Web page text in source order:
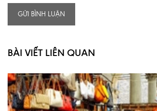
GỬI BÌNH LUẬN
BÀI VIẾT LIÊN QUAN